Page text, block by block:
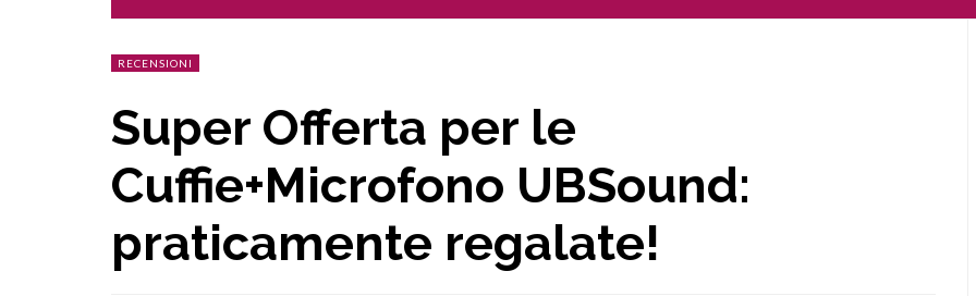
RECENSIONI
Super Offerta per le
Cuffie+Microfono UBSound:
praticamente regalate!